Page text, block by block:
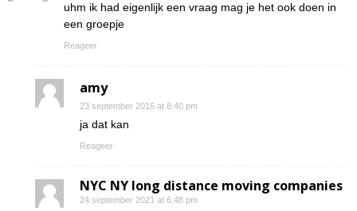
uhm ik had eigenlijk een vraag mag je het ook doen in
een groepje
Reageer
amy
23 september 2016 at 8:40 pm
ja dat kan
Reageer
NYC NY long distance moving companies
24 september 2021 at 6:48 pm